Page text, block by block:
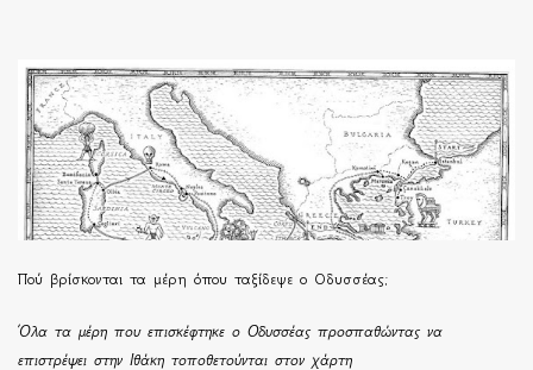
Πού βρίσκονται τα μέρη όπου ταξίδεψε ο Οδυσσέας;
Όλα τα μέρη που επισκέφτηκε ο Οδυσσέας προσπαθώντας να
επιστρέψει στην Ιθάκη τοποθετούνται στον χάρτη